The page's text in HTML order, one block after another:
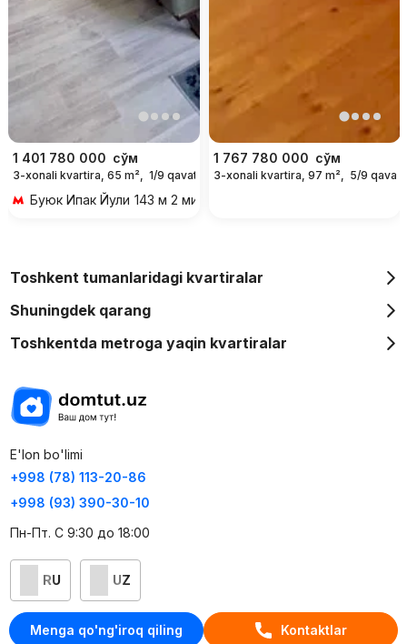
Menga qo'ng'iroq qiling Kontaktlar
1 401 780 000 сўм
3-xonali kvartira, 65 m², 1/9 qavat
Буюк Ипак Йули 143 м 2 мин piyoda
1 767 780 000 сўм
3-xonali kvartira, 97 m², 5/9 qavat
Toshkent tumanlaridagi kvartiralar
Shuningdek qarang
Toshkentda metroga yaqin kvartiralar
E'lon bo'limi
+998 (78) 113-20-86
+998 (93) 390-30-10
Пн-Пт. С 9:30 до 18:00
RU UZ
Kontaktlar